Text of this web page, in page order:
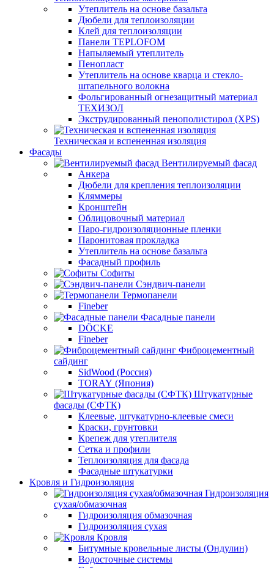
Утеплитель на основе базальта
Дюбели для теплоизоляции
Клей для теплоизоляции
Панели TEPLOFOM
Напыляемый утеплитель
Пенопласт
Утеплитель на основе кварца и стекло-
штапельного волокна
Фольгированный огнезащитный материал
ТЕХИЗОЛ
Экструдированный пенополистирол (XPS)
Техническая и вспененная изоляция
Фасады
Вентилируемый фасад
Анкера
Дюбели для крепления теплоизоляции
Кляммеры
Кронштейн
Облицовочный материал
Паро-гидроизоляционные пленки
Паронитовая прокладка
Утеплитель на основе базальта
Фасадный профиль
Софиты
Сэндвич-панели
Термопанели
Fineber
Фасадные панели
DÖCKE
Fineber
Фиброцементный
сайдинг
SidWood (Россия)
TORAY (Япония)
Штукатурные
фасады (СФТК)
Клеевые, штукатурно-клеевые смеси
Краски, грунтовки
Крепеж для утеплителя
Сетка и профили
Теплоизоляция для фасада
Фасадные штукатурки
Кровля и Гидроизоляция
Гидроизоляция
сухая/обмазочная
Гидроизоляция обмазочная
Гидроизоляция сухая
Кровля
Битумные кровельные листы (Ондулин)
Водосточные системы